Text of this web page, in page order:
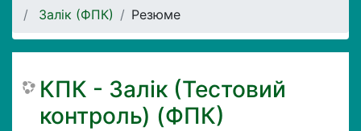
Залік (ФПК)
Резюме
КПК - Залік (Тестовий
контроль) (ФПК)